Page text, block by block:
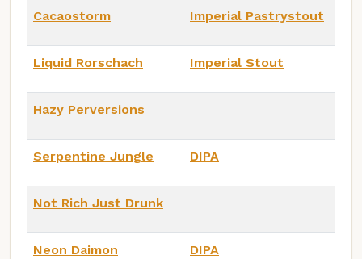
Cacaostorm Imperial Pastrystout
Liquid Rorschach Imperial Stout
Hazy Perversions
Serpentine Jungle DIPA
Not Rich Just Drunk
Neon Daimon DIPA